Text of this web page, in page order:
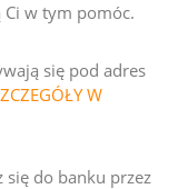
w tym pomóc.
się pod adres
W
się do banku przez